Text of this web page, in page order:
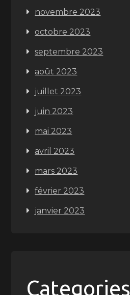
novembre 2023
octobre 2023
septembre 2023
août 2023
juillet 2023
juin 2023
mai 2023
avril 2023
mars 2023
février 2023
janvier 2023
Categories